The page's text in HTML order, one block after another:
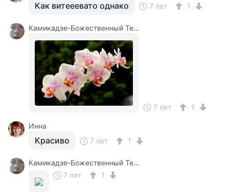
Как витееевато однако 7 лет 1
Камикадзе-Божественный Теплый Ветерок
7 лет 1
Инна
Красиво 7 лет 1
Камикадзе-Божественный Теплый Ветерок
7 лет
1